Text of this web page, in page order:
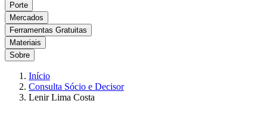
Porte
Mercados
Ferramentas Gratuitas
Materiais
Sobre
Início
Consulta Sócio e Decisor
Lenir Lima Costa